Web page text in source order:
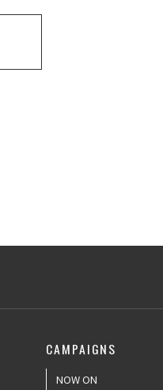
CAMPAIGNS
NOW ON